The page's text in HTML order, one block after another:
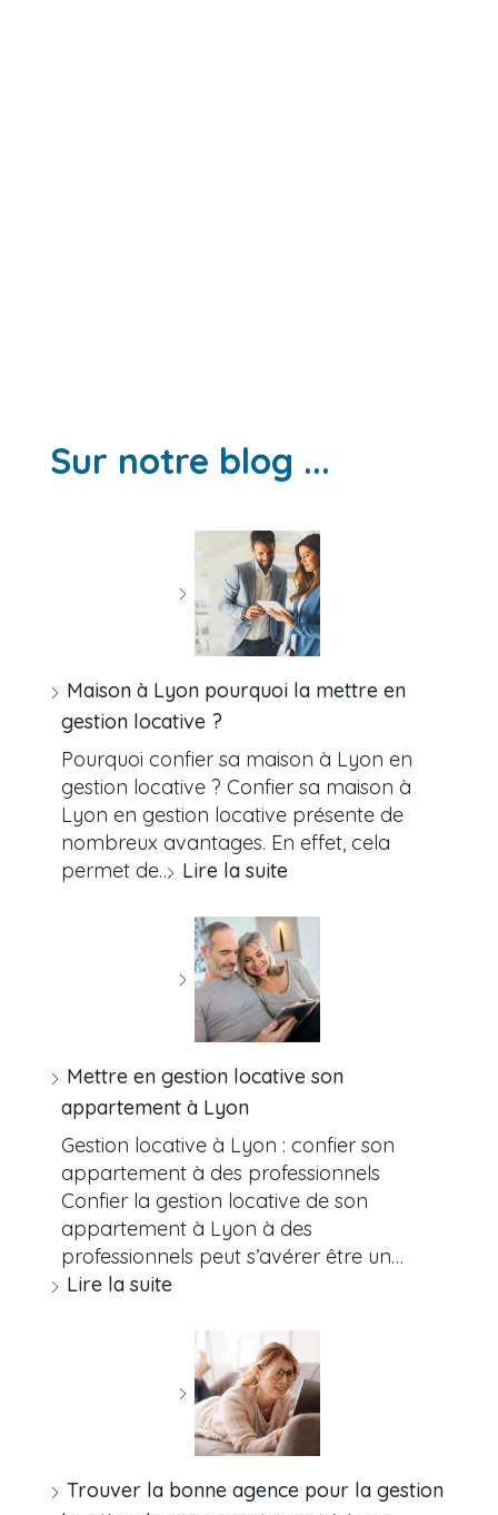
Sur notre blog ...
Maison à Lyon pourquoi la mettre en
gestion locative ?
Pourquoi confier sa maison à Lyon en
gestion locative ? Confier sa maison à
Lyon en gestion locative présente de
nombreux avantages. En effet, cela
permet de… Lire la suite
Mettre en gestion locative son
appartement à Lyon
Gestion locative à Lyon : confier son
appartement à des professionnels
Confier la gestion locative de son
appartement à Lyon à des
professionnels peut s’avérer être un…
Lire la suite
Trouver la bonne agence pour la gestion